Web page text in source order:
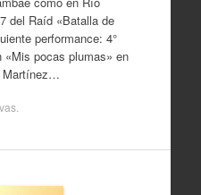
del Raíd «Batalla de
performance: 4°
pocas plumas» en
Martínez…
.